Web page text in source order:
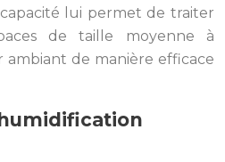
lui permet de traiter
de taille moyenne à
ambiant de manière efficace